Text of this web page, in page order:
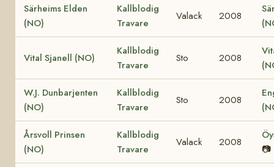
Särheims Elden
(NO)
Kallblodig
Travare
Valack 2008
Vital Sjanell (NO)
Kallblodig
Travare
Sto 2008
W.J. Dunbarjenten
(NO)
Kallblodig
Travare
Sto 2008
Årsvoll Prinsen
(NO)
Kallblodig
Travare
Valack 2008
📷